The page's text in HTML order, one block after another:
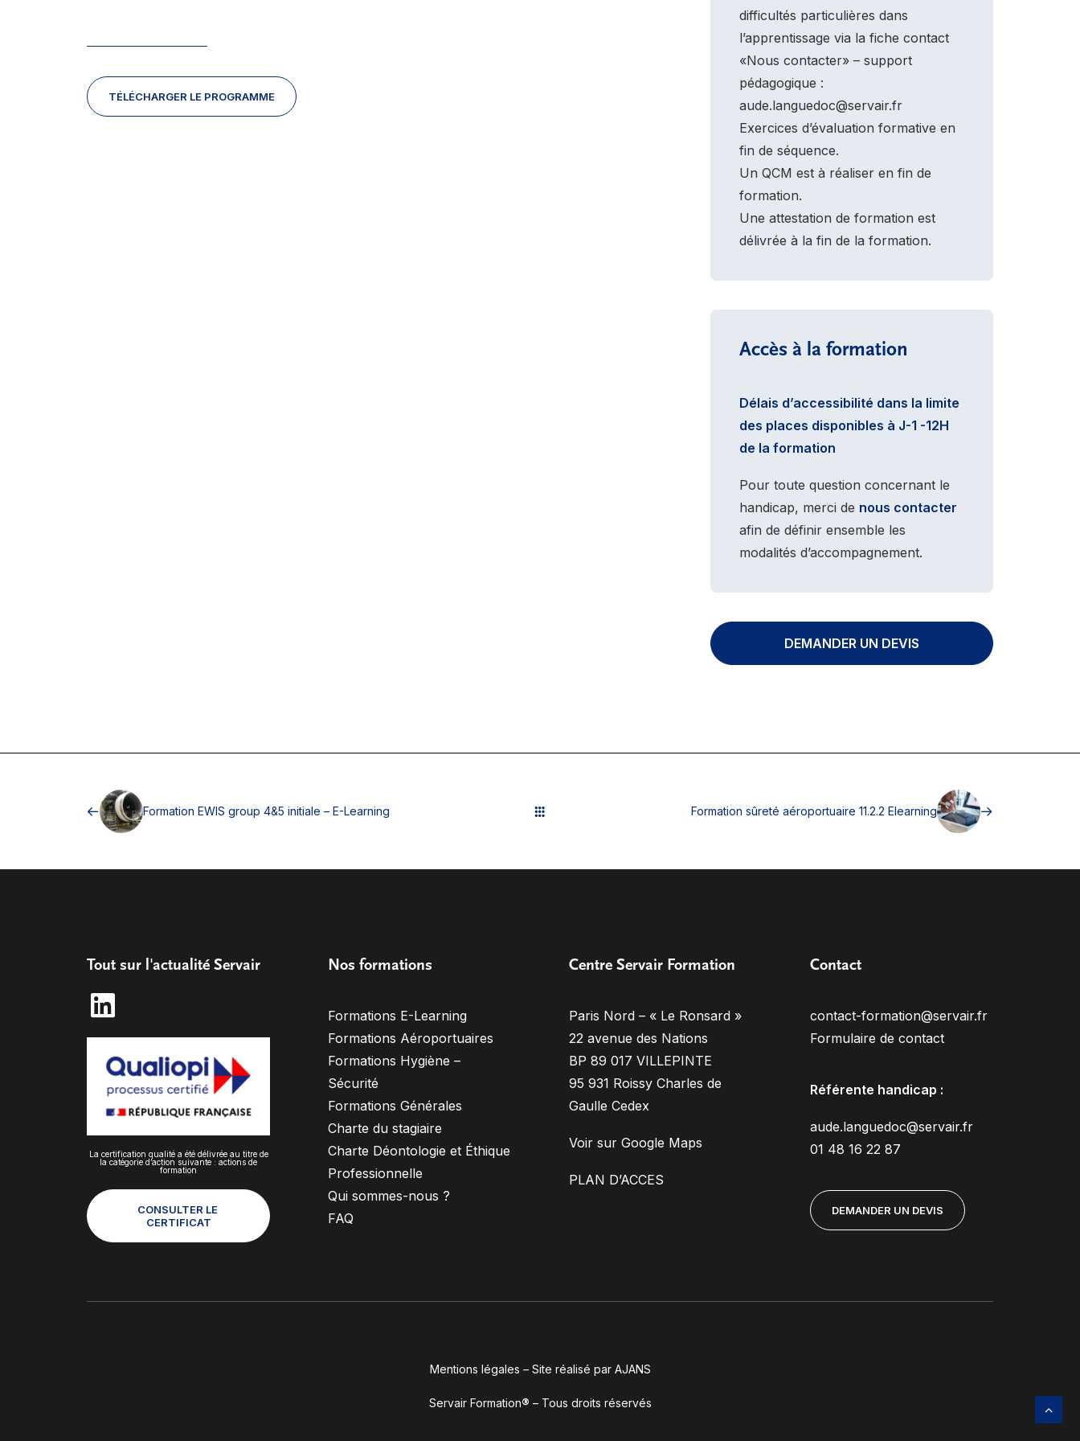
TÉLÉCHARGER LE PROGRAMME
difficultés particulières dans
l’apprentissage via la fiche contact
«Nous contacter» – support
pédagogique :
aude.languedoc@servair.fr
Exercices d’évaluation formative en
fin de séquence.
Un QCM est à réaliser en fin de
formation.
Une attestation de formation est
délivrée à la fin de la formation.
Accès à la formation
Délais d’accessibilité dans la limite
des places disponibles à J-1 -12H
de la formation
Pour toute question concernant le
handicap, merci de nous contacter
afin de définir ensemble les
modalités d’accompagnement.
DEMANDER UN DEVIS
Formation EWIS group 4&5 initiale – E-Learning Formation sûreté aéroportuaire 11.2.2 Elearning
Tout sur l'actualité Servair
La certification qualité a été délivrée au titre de
la catégorie d’action suivante : actions de
formation
CONSULTER LE
CERTIFICAT
Nos formations
Formations E-Learning
Formations Aéroportuaires
Formations Hygiène –
Sécurité
Formations Générales
Charte du stagiaire
Charte Déontologie et Éthique
Professionnelle
Qui sommes-nous ?
FAQ
Centre Servair Formation
Paris Nord – « Le Ronsard »
22 avenue des Nations
BP 89 017 VILLEPINTE
95 931 Roissy Charles de
Gaulle Cedex
Voir sur Google Maps
PLAN D’ACCES
Contact
contact-formation@servair.fr
Formulaire de contact
Référente handicap :
aude.languedoc@servair.fr
01 48 16 22 87
DEMANDER UN DEVIS
Mentions légales – Site réalisé par AJANS
Servair Formation® – Tous droits réservés